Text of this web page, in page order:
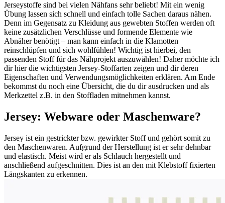
Jerseystoffe sind bei vielen Nähfans sehr beliebt! Mit ein wenig
Übung lassen sich schnell und einfach tolle Sachen daraus nähen.
Denn im Gegensatz zu Kleidung aus gewebten Stoffen werden oft
keine zusätzlichen Verschlüsse und formende Elemente wie
Abnäher benötigt – man kann einfach in die Klamotten
reinschlüpfen und sich wohlfühlen! Wichtig ist hierbei, den
passenden Stoff für das Nähprojekt auszuwählen! Daher möchte ich
dir hier die wichtigsten Jersey-Stoffarten zeigen und dir deren
Eigenschaften und Verwendungsmöglichkeiten erklären. Am Ende
bekommst du noch eine Übersicht, die du dir ausdrucken und als
Merkzettel z.B. in den Stoffladen mitnehmen kannst.
Jersey: Webware oder Maschenware?
Jersey ist ein gestrickter bzw. gewirkter Stoff und gehört somit zu
den Maschenwaren. Aufgrund der Herstellung ist er sehr dehnbar
und elastisch. Meist wird er als Schlauch hergestellt und
anschließend aufgeschnitten. Dies ist an den mit Klebstoff fixierten
Längskanten zu erkennen.